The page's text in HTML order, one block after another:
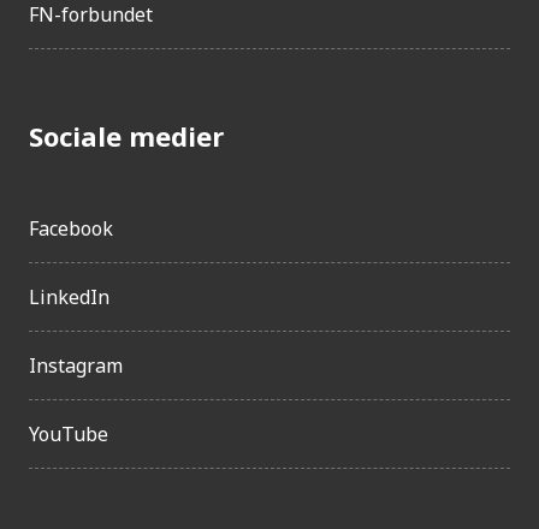
FN-forbundet
Sociale medier
Facebook
LinkedIn
Instagram
YouTube